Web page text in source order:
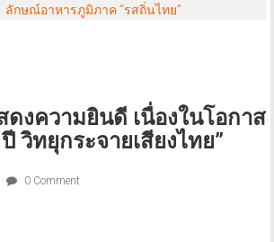
ลักษณ์อาหารภูมิภาค “รสถิ่นไทย”
งความยินดี เนื่องในโอกาส
วิทยุกระจายเสียงไทย”
0 Comment